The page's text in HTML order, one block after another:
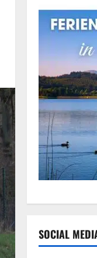
SOCIAL